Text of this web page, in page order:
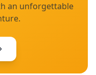
an unforgettable